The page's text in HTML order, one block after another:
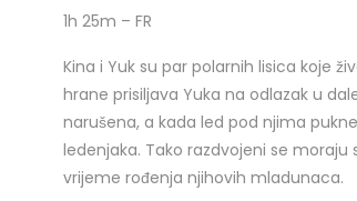
1h 25m – FR
Kina i Yuk su par polarnih lisica koje
hrane prisiljava Yuka na odlazak u
narušena, a kada led pod njima
ledenjaka. Tako razdvojeni se
vrijeme rođenja njihovih mladunaca.